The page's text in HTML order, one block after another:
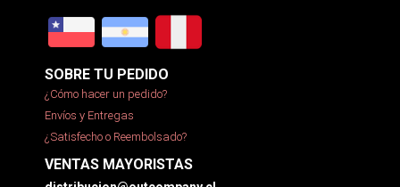
SOBRE TU PEDIDO
¿Cómo hacer un pedido?
Envíos y Entregas
¿Satisfecho o Reembolsado?
VENTAS MAYORISTAS